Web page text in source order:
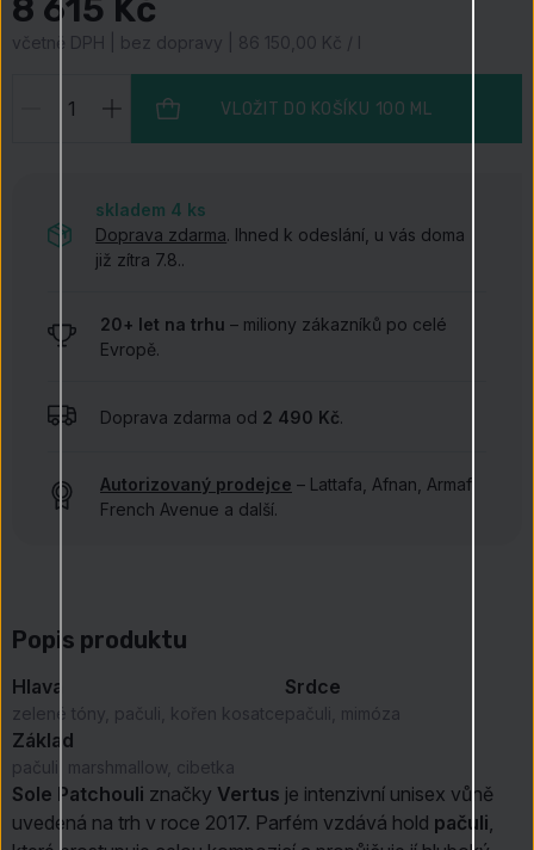
8 615 Kč
včetně DPH | bez dopravy | 86 150,00 Kč / l
VLOŽIT DO KOŠÍKU 100 ML
skladem 4 ks
Doprava zdarma. Ihned k odeslání, u vás doma
již zítra 7.8..
20+ let na trhu – miliony zákazníků po celé
Evropě.
Doprava zdarma od 2 490 Kč.
Autorizovaný prodejce – Lattafa, Afnan, Armaf,
French Avenue a další.
Popis produktu
Hlava
zelené tóny, pačuli, kořen kosatce
Srdce
pačuli, mimóza
Základ
pačuli, marshmallow, cibetka
Sole Patchouli značky Vertus je intenzivní unisex vůně
uvedená na trh v roce 2017. Parfém vzdává hold pačuli,